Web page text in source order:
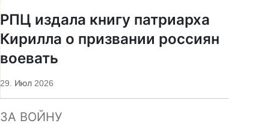
РПЦ издала книгу патриарха
Кирилла о призвании россиян
воевать
29. Июл 2026
ЗА ВОЙНУ